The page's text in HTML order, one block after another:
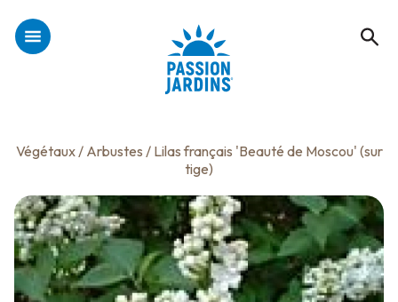
Végétaux/ Arbustes / Lilas français 'Beauté de Moscou' (sur
tige)